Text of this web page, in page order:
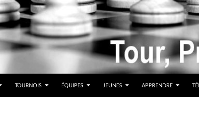
TOURNOIS ÉQUIPES JEUNES APPRENDRE